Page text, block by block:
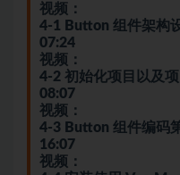
视频：
4-1 Button 组件架构
07:24
视频：
4-2 初始化项目以及
08:07
视频：
4-3 Button 组件编码
16:07
视频：